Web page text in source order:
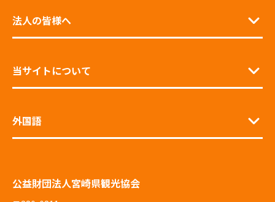
法人の皆様へ
当サイトについて
外国語
公益財団法人宮崎県観光協会